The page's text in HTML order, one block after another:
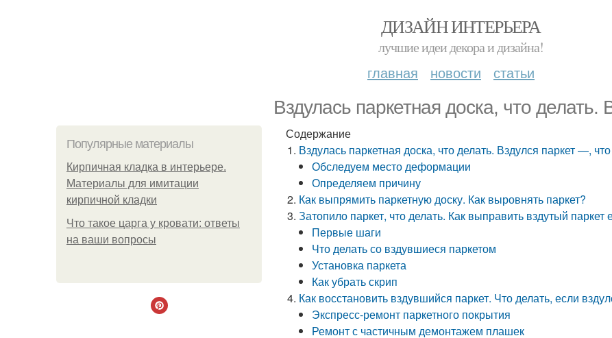
ДИЗАЙН ИНТЕРЬЕРА
лучшие идеи декора и дизайна!
главная новости статьи
Вздулась паркетная доска, что
Популярные материалы
Кирпичная кладка в интерьере.
Материалы для имитации
кирпичной кладки
Что такое царга у кровати: ответы
на ваши вопросы
Содержание
Вздулась паркетная доска, что делать. Вздулся паркет —,
Обследуем место деформации
Определяем причину
Как выпрямить паркетную доску. Как выровнять паркет?
Затопило паркет, что делать. Как выправить вздутый паркет
Первые шаги
Что делать со вздувшиеся паркетом
Установка паркета
Как убрать скрип
Как восстановить вздувшийся паркет. Что делать, если
Экспресс-ремонт паркетного покрытия
Ремонт с частичным демонтажем плашек